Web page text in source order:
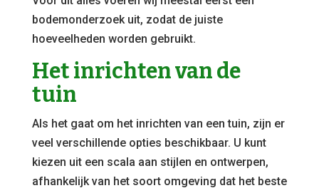
bodemonderzoek uit, zodat de juiste
hoeveelheden worden gebruikt.
Het inrichten van de
tuin
Als het gaat om het inrichten van een tuin, zijn er
veel verschillende opties beschikbaar. U kunt
kiezen uit een scala aan stijlen en ontwerpen,
afhankelijk van het soort omgeving dat het beste